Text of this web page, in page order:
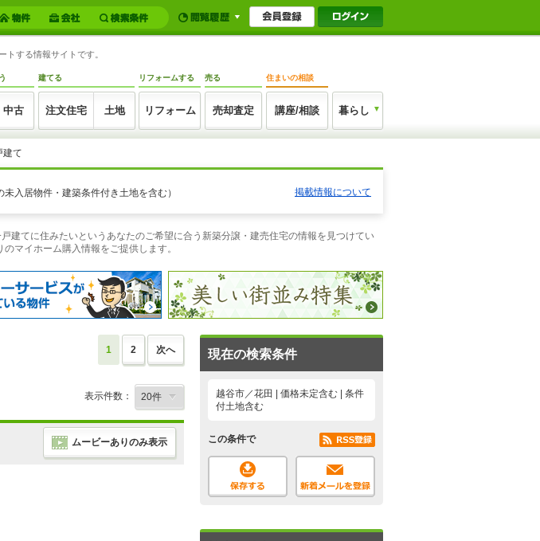
する情報サイトです。
中古
建てる
注文住宅 土地
リフォームする
リフォーム
売る
売却査定
住まいの相談
講座/相談 暮らし
建て
未入居物件・建築条件付き土地を含む） 掲載情報について
建てに住みたいというあなたのご希望に合う新築分譲・建売住宅の情報を見つけてい
マイホーム購入情報をご提供します。
1 2 次へ
表示件数：
ムービーありのみ表示
現在の検索条件
越谷市／花田 | 価格未定含む | 条件
付土地含む
この条件で